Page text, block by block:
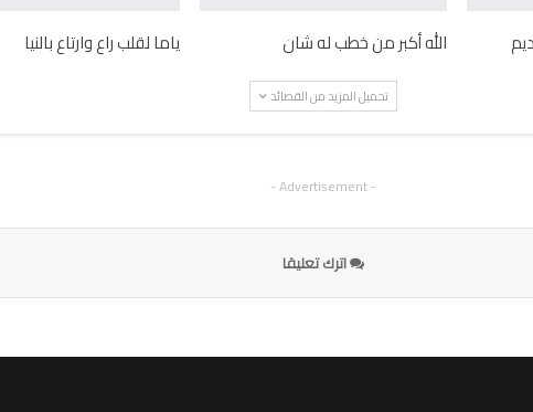
الله أكبر من خطب له شان ياما لقلب راع وارتاع بالنيا
تحميل المزيد من القصائد
- Advertisement -
اترك تعليقا